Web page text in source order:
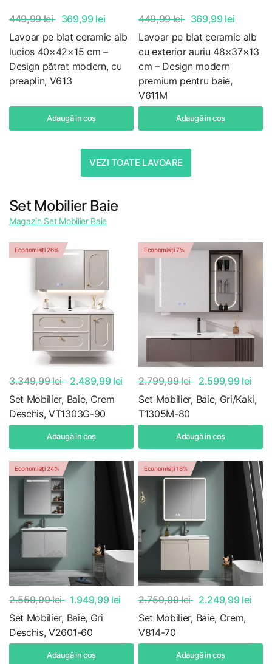
449,99 lei
369,99 lei
Lavoar pe blat ceramic alb
lucios 40×42×15 cm –
Design pătrat modern, cu
preaplin, V613
Adaugă in coş
449,99 lei
369,99 lei
Lavoar pe blat ceramic alb
cu exterior auriu 48×37×13
cm – Design modern
premium pentru baie,
V611M
Adaugă in coş
VEZI TOATE LAVOARE
Set Mobilier Baie
Magazin Set Mobilier Baie
Economisiți 26%
3.349,99 lei
2.489,99 lei
Set Mobilier, Baie, Crem
Deschis, VT1303G-90
Adaugă in coş
Economisiți 7%
2.799,99 lei
2.599,99 lei
Set Mobilier, Baie, Gri/Kaki,
T1305M-80
Adaugă in coş
Economisiți 24%
2.559,99 lei
1.949,99 lei
Set Mobilier, Baie, Gri
Deschis, V2601-60
Adaugă in coş
Economisiți 18%
2.759,99 lei
2.249,99 lei
Set Mobilier, Baie, Crem,
V814-70
Adaugă in coş